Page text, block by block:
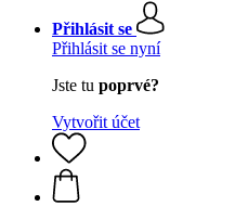
Přihlásit se
Přihlásit se nyní
Jste tu poprvé?
Vytvořit účet